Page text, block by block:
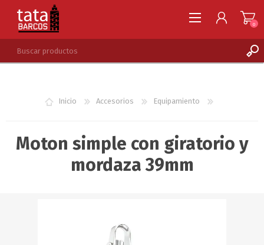
LISTA DE DESEOS
0
Inicio Accesorios Equipamiento
Moton simple con giratorio y
mordaza 39mm